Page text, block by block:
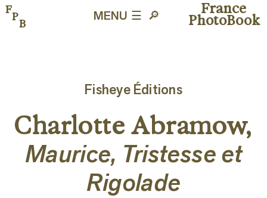
France
PhotoBook
MENU ☰ 🔎︎
F
P
B
Fisheye Éditions
Charlotte Abramow,
Maurice, Tristesse et
Rigolade